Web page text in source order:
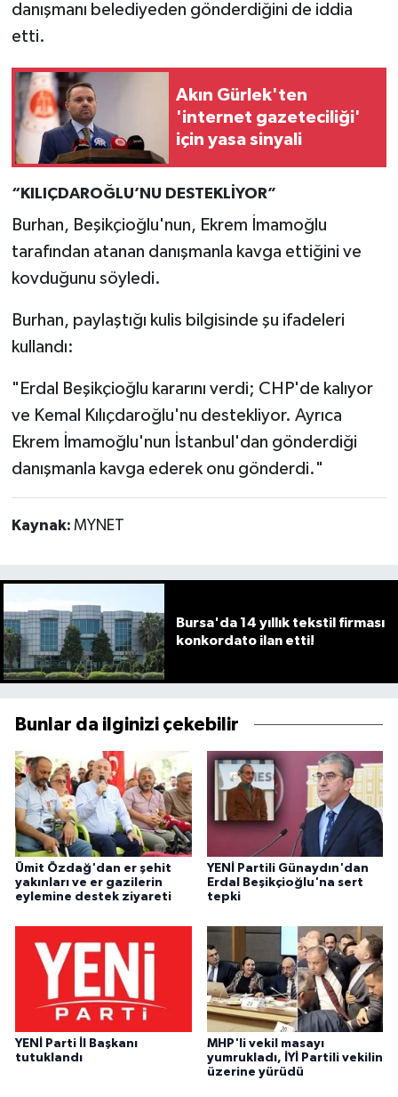
danışmanı belediyeden gönderdiğini de iddia
etti.
Akın Gürlek'ten
'internet gazeteciliği'
için yasa sinyali
“KILIÇDAROĞLU’NU DESTEKLİYOR”
Burhan, Beşikçioğlu'nun, Ekrem İmamoğlu
tarafından atanan danışmanla kavga ettiğini ve
kovduğunu söyledi.
Burhan, paylaştığı kulis bilgisinde şu ifadeleri
kullandı:
"Erdal Beşikçioğlu kararını verdi; CHP'de kalıyor
ve Kemal Kılıçdaroğlu'nu destekliyor. Ayrıca
Ekrem İmamoğlu'nun İstanbul'dan gönderdiği
danışmanla kavga ederek onu gönderdi."
Kaynak: MYNET
Bursa'da 14 yıllık tekstil firması
konkordato ilan etti!
Bunlar da ilginizi çekebilir
Ümit Özdağ'dan er şehit
yakınları ve er gazilerin
eylemine destek ziyareti
YENİ Partili Günaydın'dan
Erdal Beşikçioğlu'na sert
tepki
YENİ Parti İl Başkanı
tutuklandı
MHP'li vekil masayı
yumrukladı, İYİ Partili vekilin
üzerine yürüdü